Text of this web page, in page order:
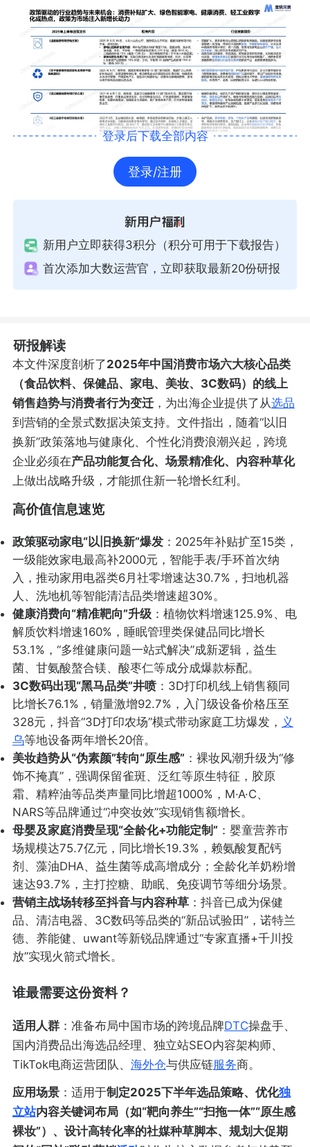
登录后下载全部内容
登录/注册
新用户立即获得3积分（积分可用于下载报告）
首次添加大数运营官，立即获取最新20份研报
研报解读
本文件深度剖析了2025年中国消费市场六大核心品类
（食品饮料、保健品、家电、美妆、3C数码）的线上
销售趋势与消费者行为变迁，为出海企业提供了从选品
到营销的全景式数据决策支持。文件指出，随着“以旧
换新”政策落地与健康化、个性化消费浪潮兴起，跨境
企业必须在产品功能复合化、场景精准化、内容种草化
上做出战略升级，才能抓住新一轮增长红利。
高价值信息速览
政策驱动家电“以旧换新”爆发：2025年补贴扩至15类，
一级能效家电最高补2000元，智能手表/手环首次纳
入，推动家用电器类6月社零增速达30.7%，扫地机器
人、洗地机等智能清洁品类增速超30%。
健康消费向“精准靶向”升级：植物饮料增速125.9%、电
解质饮料增速160%，睡眠管理类保健品同比增长
53.1%，“多维健康问题一站式解决”成新逻辑，益生
菌、甘氨酸螯合镁、酸枣仁等成分成爆款标配。
3C数码出现“黑马品类”井喷：3D打印机线上销售额同
比增长76.1%，销量激增92.7%，入门级设备价格压至
328元，抖音“3D打印农场”模式带动家庭工坊爆发， 义
乌等地设备两年增长20倍。
美妆趋势从“伪素颜”转向“原生感” ：裸妆风潮升级为“修
饰不掩真”，强调保留雀斑、泛红等原生特征，胶原
霜、精粹油等品类声量同比增超1000%，M·A·C、
NARS等品牌通过“冲突妆效”实现销售额增长。
母婴及家庭消费呈现“全龄化+功能定制” ：婴童营养市
场规模达75.7亿元，同比增长19.3%，赖氨酸复配钙
剂、藻油DHA、益生菌等成高增成分；全龄化羊奶粉增
速达93.7%，主打控糖、助眠、免疫调节等细分场景。
营销主战场转移至抖音与内容种草：抖音已成为保健
品、清洁电器、3C数码等品类的“新品试验田”，诺特兰
德、养能健、uwant等新锐品牌通过“专家直播+千川投
放”实现火箭式增长。
谁最需要这份资料？
适用人群：准备布局中国市场的跨境品牌DTC操盘手、
国内消费品出海选品经理、独立站SEO内容架构师、
TikTok电商运营团队、 海外仓与供应链服务商。
应用场景：适用于制定2025下半年选品策略、优化独
立站内容关键词布局（如“靶向养生”“扫拖一体”“原生感
裸妆”）、设计高转化率的社媒种草脚本、规划大促期